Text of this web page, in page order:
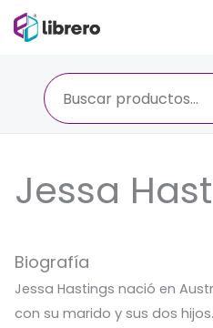
Jessa
Biografía
Jessa Hastings nació en
con su marido y sus dos